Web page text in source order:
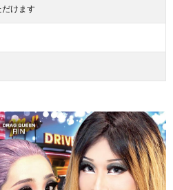
だけます